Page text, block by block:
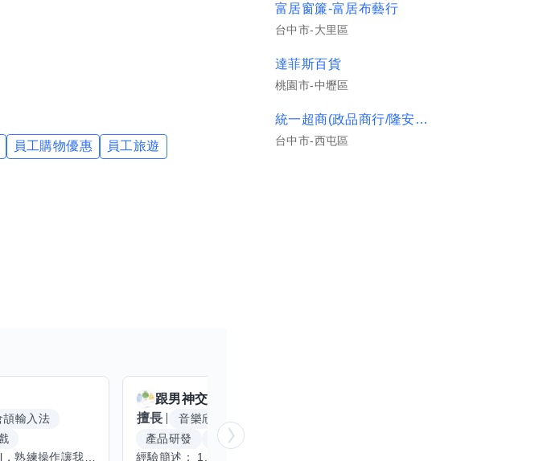
員工購物優惠
員工旅遊
頡輸入法
跟男神交換嗎？
擅長
音樂欣賞
產品研發
跨部門協作
富居窗簾-富居布藝行
台中市-大里區
達菲斯百貨
桃園市-中壢區
統一超商(政品商行/隆安門市)
台中市-西屯區